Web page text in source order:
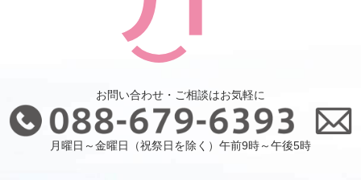
お問い合わせ・ご相談はお気軽に
月曜日～金曜日（祝祭日を除く）午前9時～午後5時